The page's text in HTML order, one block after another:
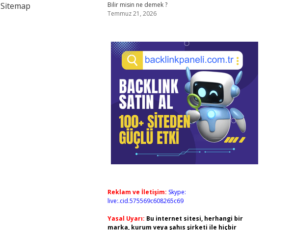
Sitemap
Bilir misin ne demek ?
Temmuz 21, 2026
Reklam ve İletişim: Skype:
live:.cid.575569c608265c69
Yasal Uyarı: Bu internet sitesi, herhangi bir
marka, kurum veya şahıs şirketi ile hiçbir